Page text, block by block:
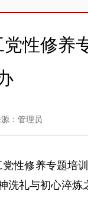
地 性修养
：管理员
性修养专题培
礼与初心淬炼